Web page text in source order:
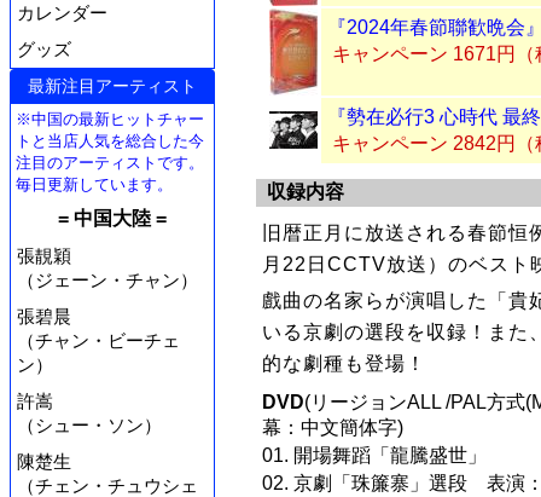
カレンダー
グッズ
最新注目アーティスト
※中国の最新ヒットチャー
トと当店人気を総合した今
注目のアーティストです。
毎日更新しています。
= 中国大陸 =
張靚穎
（ジェーン・チャン）
張碧晨
（チャン・ビーチェ
ン）
許嵩
（シュー・ソン）
陳楚生
（チェン・チュウシェ
『2024年春節聯歓晩会
キャンペーン 1671円（
『勢在必行3 心時代 最
キャンペーン 2842円（
収録内容
旧暦正月に放送される春節
月22日CCTV放送）のベスト
戲曲の名家らが演唱した「貴
いる京劇の選段を収録！また
的な劇種も登場！
DVD(リージョンALL /PAL方式
幕：中文簡体字)
01. 開場舞蹈「龍騰盛世」
02. 京劇「珠簾寨」選段 表演